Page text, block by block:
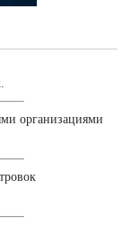
организациями